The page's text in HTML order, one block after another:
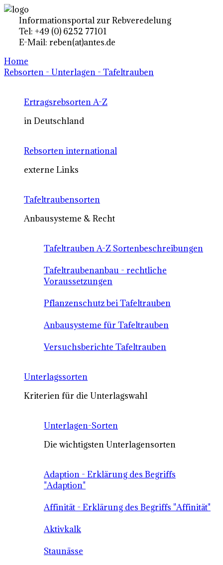
Informationsportal zur Rebveredelung
Tel: +49 (0) 6252 77101
E-Mail: reben(at)antes.de
Home
Rebsorten - Unterlagen - Tafeltrauben
Ertragsrebsorten A-Z
in Deutschland
Rebsorten international
externe Links
Tafeltraubensorten
Anbausysteme & Recht
Tafeltrauben A-Z Sortenbeschreibungen
Tafeltraubenanbau - rechtliche
Voraussetzungen
Pflanzenschutz bei Tafeltrauben
Anbausysteme für Tafeltrauben
Versuchsberichte Tafeltrauben
Unterlagssorten
Kriterien für die Unterlagswahl
Unterlagen-Sorten
Die wichtigsten Unterlagensorten
Adaption - Erklärung des Begriffs
"Adaption"
Affinität - Erklärung des Begriffs "Affinität"
Aktivkalk
Staunässe